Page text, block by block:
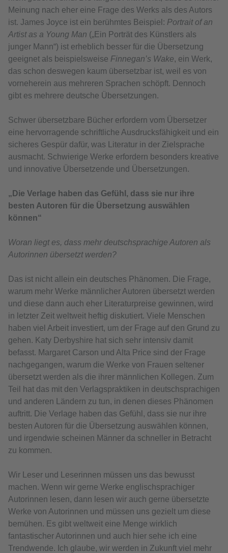
Meinung nach eher eine Frage des Werks als des Autors
ist. James Joyce ist ein berühmtes Beispiel: Portrait of an
Artist as a Young Man („Ein Porträt des Künstlers als
junger Mann“) ist erheblich besser für die Übersetzung
geeignet als beispielsweise Finnegan’s Wake, ein Werk,
das schon deswegen kaum übersetzbar ist, weil es von
vorneherein aus mehreren Sprachen schöpft. Dennoch
gibt es mehrere deutsche Übersetzungen.
Schwer übersetzbare Bücher erfordern vom Übersetzer
eine hervorragende schriftliche Ausdrucksfähigkeit und ein
sicheres Gespür dafür, was Literatur in der Zielsprache
ausmacht. Schwierige Werke erfordern besonders kreative
und innovative Übersetzende und Übersetzungen.
„Die Verlage haben das Gefühl, dass sie nur ihre
besten Autoren für die Übersetzung auswählen
können“
Woran liegt es, dass mehr deutschsprachige Autoren als
Autorinnen übersetzt werden?
Das ist nicht allein ein deutsches Phänomen. Die Frage,
warum mehr Werke männlicher Autoren übersetzt werden
und diese dann auch eher Literaturpreise gewinnen, wird
in letzter Zeit weltweit heftig diskutiert. Viele Menschen
haben viel Arbeit investiert, um der Frage auf den Grund zu
gehen. Katy Derbyshire hat sich sehr intensiv damit
befasst. Margaret Carson und Alta Price sind der Frage
nachgegangen, warum die Werke von Frauen seltener
übersetzt werden als die ihrer männlichen Kollegen. Zum
Teil hat das mit den Verlagspraktiken in deutschsprachigen
und anderen Ländern zu tun, in denen dieses Phänomen
auftritt. Die Verlage haben das Gefühl, dass sie nur ihre
besten Autoren für die Übersetzung auswählen können,
und irgendwie scheinen Männer da schneller in Betracht
zu kommen.
Wir Leser und Leserinnen müssen uns das bewusst
machen. Wenn wir gerne Werke englischsprachiger
Autorinnen lesen, dann lesen wir auch gerne übersetzte
Werke von Autorinnen und müssen uns gezielt um diese
bemühen. Es gibt weltweit eine Menge wirklich
fantastischer Autorinnen und auch hier sehe ich eine
Trendwende. Ich glaube, wir werden in Zukunft viel mehr